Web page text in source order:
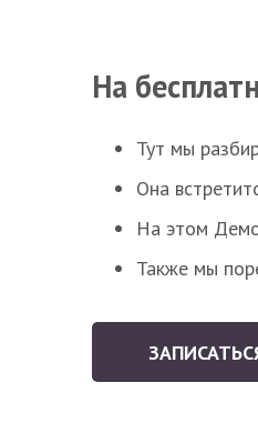
На
Тут мы
Она
На этом
Также мы